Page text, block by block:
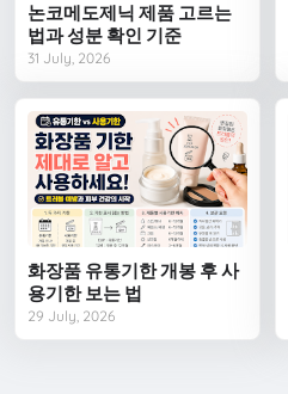
논코메도제닉 제품 고르는
법과 성분 확인 기준
31 July, 2026
화장품 유통기한 개봉 후 사
용기한 보는 법
29 July, 2026